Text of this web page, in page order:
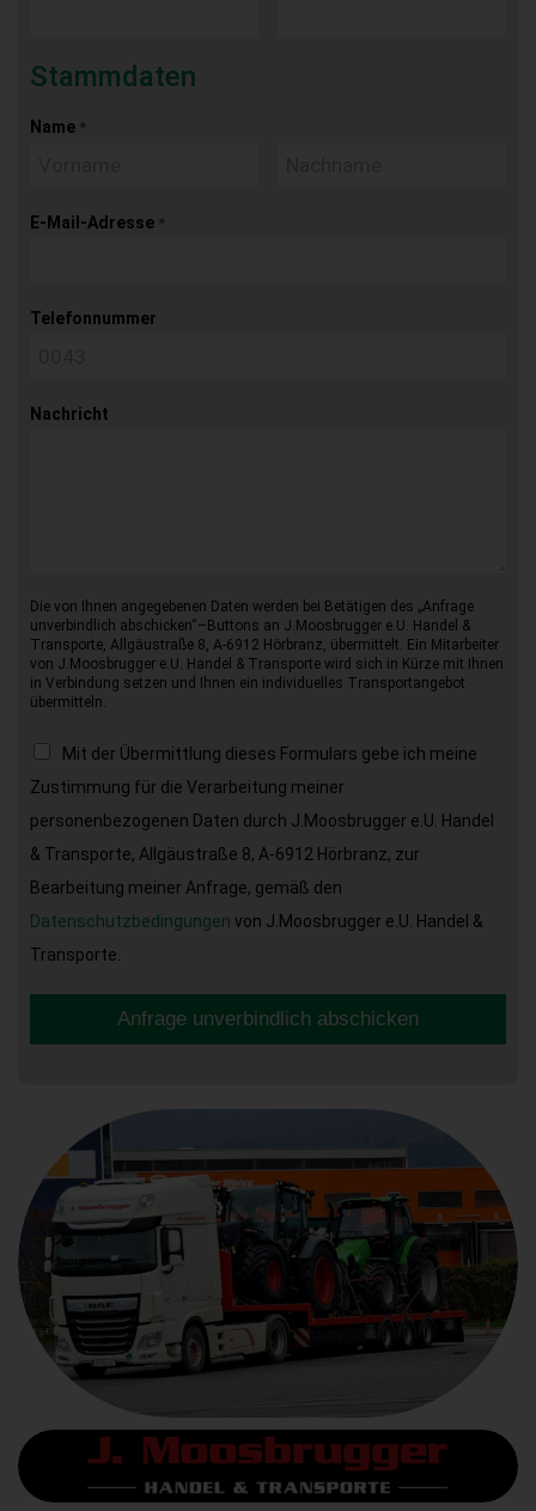
Stammdaten
Name *
E-Mail-Adresse *
Telefonnummer
Nachricht
Die von Ihnen angegebenen Daten werden bei Betätigen des „Anfrage
unverbindlich abschicken“–Buttons an J.Moosbrugger e.U. Handel &
Transporte, Allgäustraße 8, A-6912 Hörbranz, übermittelt. Ein Mitarbeiter
von J.Moosbrugger e.U. Handel & Transporte wird sich in Kürze mit Ihnen
in Verbindung setzen und Ihnen ein individuelles Transportangebot
übermitteln.
Mit der Übermittlung dieses Formulars gebe ich meine
Zustimmung für die Verarbeitung meiner
personenbezogenen Daten durch J.Moosbrugger e.U. Handel
& Transporte, Allgäustraße 8, A-6912 Hörbranz, zur
Bearbeitung meiner Anfrage, gemäß den
Datenschutzbedingungen von J.Moosbrugger e.U. Handel &
Transporte.
Anfrage unverbindlich abschicken